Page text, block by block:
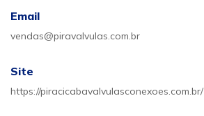
Email
vendas@piravalvulas.com.br
Site
https://piracicabavalvulasconexoes.com.br/